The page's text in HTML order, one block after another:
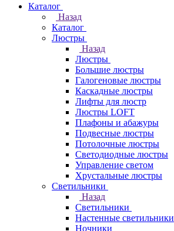
Каталог
Назад
Каталог
Люстры
Назад
Люстры
Большие люстры
Галогеновые люстры
Каскадные люстры
Лифты для люстр
Люстры LOFT
Плафоны и абажуры
Подвесные люстры
Потолочные люстры
Светодиодные люстры
Управление светом
Хрустальные люстры
Светильники
Назад
Светильники
Настенные светильники
Ночники